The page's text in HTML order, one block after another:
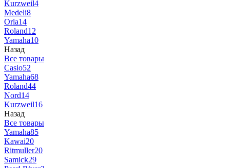
Kurzweil4
Medeli8
Orla14
Roland12
Yamaha10
Назад
Все товары
Casio52
Yamaha68
Roland44
Nord14
Kurzweil16
Назад
Все товары
Yamaha85
Kawai20
Ritmuller20
Samick29